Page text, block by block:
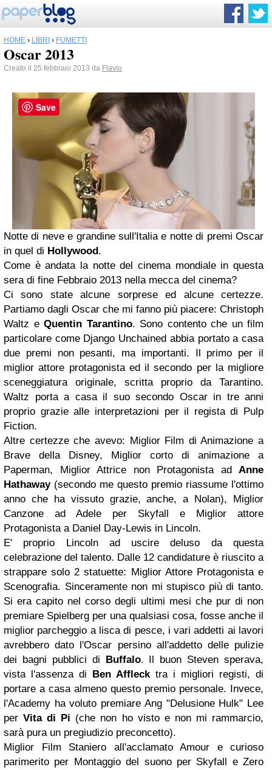
HOME › LIBRI › FUMETTI
Oscar 2013
Creato il 25 febbraio 2013 da Flavio
Notte di neve e grandine sull'Italia e notte di premi Oscar
in quel di Hollywood.
Come è andata la notte del cinema mondiale in questa
sera di fine Febbraio 2013 nella mecca del cinema?
Ci sono state alcune sorprese ed alcune certezze.
Partiamo dagli Oscar che mi fanno più piacere: Christoph
Waltz e Quentin Tarantino. Sono contento che un film
particolare come Django Unchained abbia portato a casa
due premi non pesanti, ma importanti. Il primo per il
miglior attore protagonista ed il secondo per la migliore
sceneggiatura originale, scritta proprio da Tarantino.
Waltz porta a casa il suo secondo Oscar in tre anni
proprio grazie alle interpretazioni per il regista di Pulp
Fiction.
Altre certezze che avevo: Miglior Film di Animazione a
Brave della Disney, Miglior corto di animazione a
Paperman, Miglior Attrice non Protagonista ad Anne
Hathaway(secondo me questo premio riassume l'ottimo
anno che ha vissuto grazie, anche, a Nolan), Miglior
Canzone ad Adele per Skyfall e Miglior attore
Protagonista a Daniel Day-Lewis in Lincoln.
E' proprio Lincoln ad uscire deluso da questa
celebrazione del talento. Dalle 12 candidature è riuscito a
strappare solo 2 statuette: Miglior Attore Protagonista e
Scenografia. Sinceramente non mi stupisco più di tanto.
Si era capito nel corso degli ultimi mesi che pur di non
premiare Spielberg per una qualsiasi cosa, fosse anche il
miglior parcheggio a lisca di pesce, i vari addetti ai lavori
avrebbero dato l'Oscar persino all'addetto delle pulizie
dei bagni pubblici di Buffalo. Il buon Steven sperava,
vista l'assenza di Ben Afflecktra i migliori registi, di
portare a casa almeno questo premio personale. Invece,
l'Academy ha voluto premiare Ang "Delusione Hulk" Lee
perVita di Pi (che non ho visto e non mi rammarcio,
sarà pura un pregiudizio preconcetto).
Miglior Film Staniero all'acclamato Amour e curioso
parimerito per Montaggio del suono per Skyfall e Zero
Save